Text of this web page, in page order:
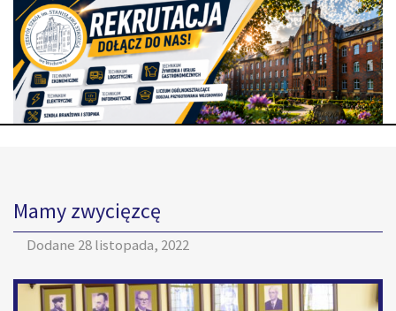
Mamy zwycięzcę
Dodane 28 listopada, 2022